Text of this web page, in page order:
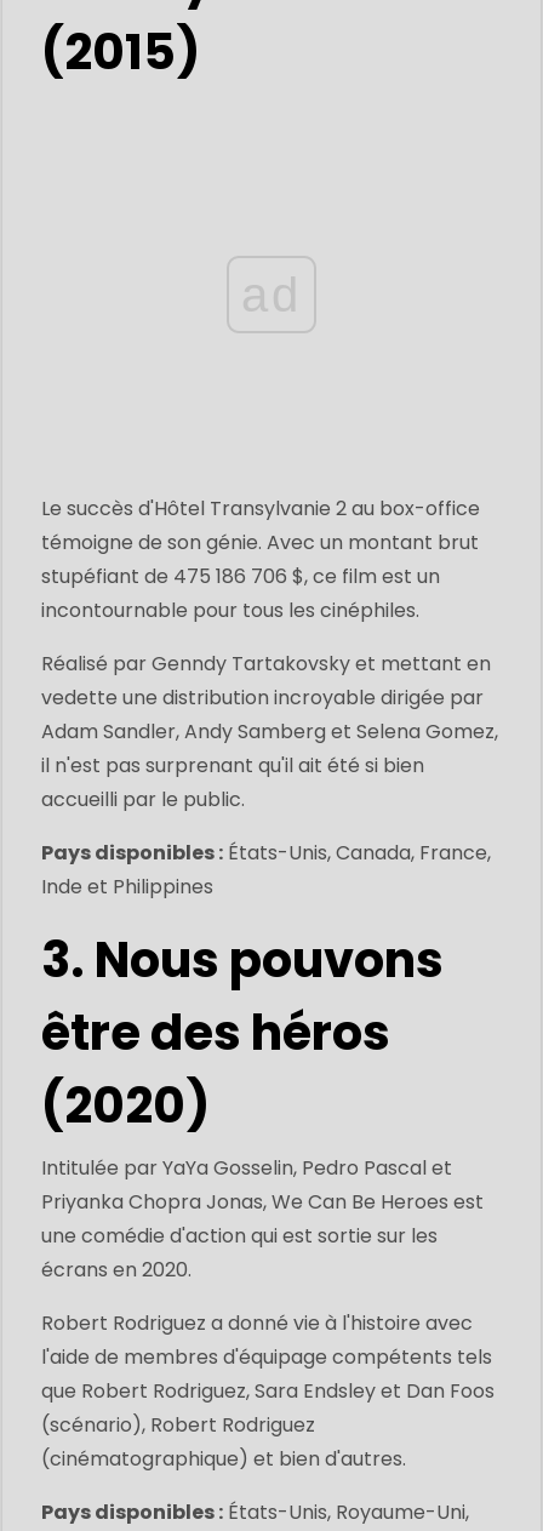
(2015)
ad
Le succès d'Hôtel Transylvanie 2 au box-office
témoigne de son génie. Avec un montant brut
stupéfiant de 475 186 706 $, ce film est un
incontournable pour tous les cinéphiles.
Réalisé par Genndy Tartakovsky et mettant en
vedette une distribution incroyable dirigée par
Adam Sandler, Andy Samberg et Selena Gomez,
il n'est pas surprenant qu'il ait été si bien
accueilli par le public.
Pays disponibles : États-Unis, Canada, France,
Inde et Philippines
3. Nous pouvons
être des héros
(2020)
Intitulée par YaYa Gosselin, Pedro Pascal et
Priyanka Chopra Jonas, We Can Be Heroes est
une comédie d'action qui est sortie sur les
écrans en 2020.
Robert Rodriguez a donné vie à l'histoire avec
l'aide de membres d'équipage compétents tels
que Robert Rodriguez, Sara Endsley et Dan Foos
(scénario), Robert Rodriguez
(cinématographique) et bien d'autres.
Pays disponibles : États-Unis, Royaume-Uni,